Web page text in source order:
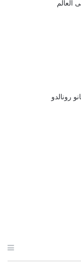
رونالدو